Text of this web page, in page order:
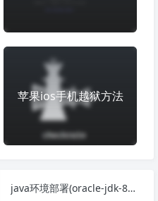
苹果ios手机越狱方法
java环境部署(oracle-jdk-8u201)